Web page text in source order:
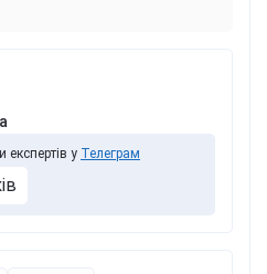
у Телеграм